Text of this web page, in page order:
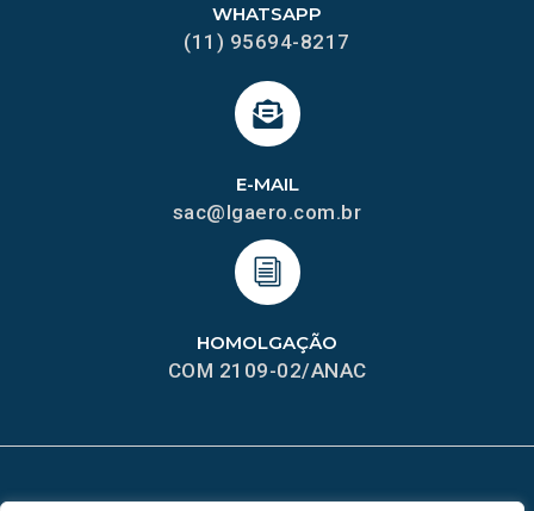
HOMOLGAÇÃO
COM 2109-02/ANAC
E-MAIL
sac@lgaero.com.br
WHATSAPP
(11) 95694-8217